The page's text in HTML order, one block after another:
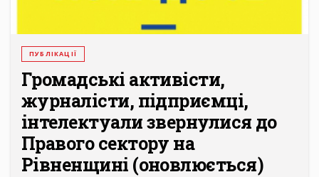
ПУБЛІКАЦІЇ
Громадські активісти,
журналісти, підприємці,
інтелектуали звернулися до
Правого сектору на
Рівненщині (оновлюється)